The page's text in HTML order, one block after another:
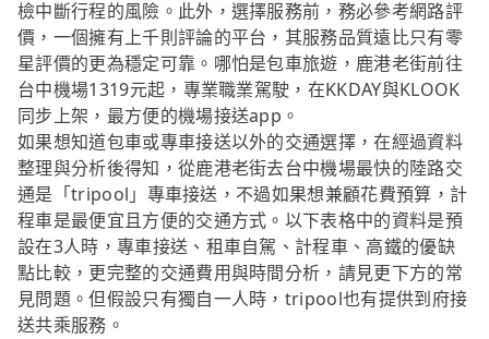
檢中斷行程的風險。此外，選擇服務前，務必參考網路評
價，一個擁有上千則評論的平台，其服務品質遠比只有零
星評價的更為穩定可靠。哪怕是包車旅遊，鹿港老街前往
台中機場1319元起，專業職業駕駛，在KKDAY與KLOOK
同步上架，最方便的機場接送app。
如果想知道包車或專車接送以外的交通選擇，在經過資料
整理與分析後得知，從鹿港老街去台中機場最快的陸路交
通是「tripool」專車接送，不過如果想兼顧花費預算，計
程車是最便宜且方便的交通方式。以下表格中的資料是預
設在3人時，專車接送、租車自駕、計程車、高鐵的優缺
點比較，更完整的交通費用與時間分析，請見更下方的常
見問題。但假設只有獨自一人時，tripool也有提供到府接
送共乘服務。